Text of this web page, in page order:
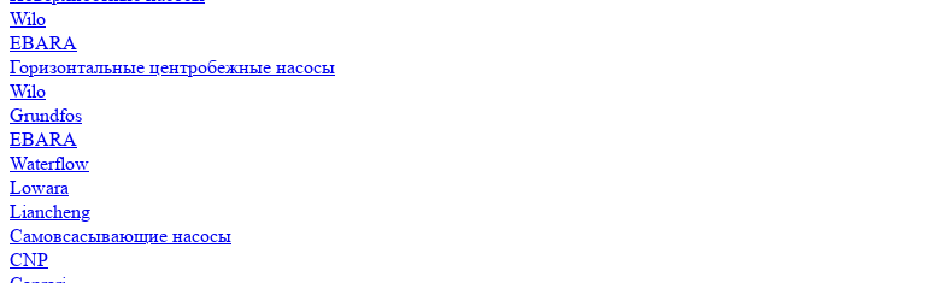
Wilo
EBARA
Горизонтальные центробежные насосы
Wilo
Grundfos
EBARA
Waterflow
Lowara
Liancheng
Самовсасывающие насосы
CNP